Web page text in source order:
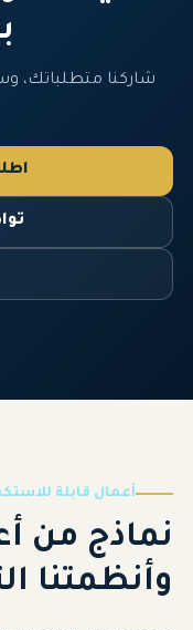
شاركنا متطلباتك،
أعمال قابلة
نماذج من
وأنظمتنا